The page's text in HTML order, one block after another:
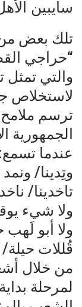
سايبين
تلك بعض
“حراجي
والتي تمثل
لاستخلاص
ترسم
الجمهورية
عندما
وتِدينا/
تاخدينا/
ولا شيء
ولا أبو
قُللات حيلة/
من خلال
لمرحلة